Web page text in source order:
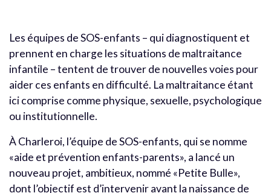
Les équipes de SOS-enfants – qui diagnostiquent et
prennent en charge les situations de maltraitance
infantile – tentent de trouver de nouvelles voies pour
aider ces enfants en difficulté. La maltraitance étant
ici comprise comme physique, sexuelle, psychologique
ou institutionnelle.
À Charleroi, l’équipe de SOS-enfants, qui se nomme
«aide et prévention enfants-parents», a lancé un
nouveau projet, ambitieux, nommé «Petite Bulle»,
dont l’objectif est d’intervenir avant la naissance de